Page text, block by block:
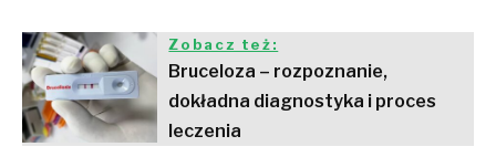
Zobacz też:
Bruceloza – rozpoznanie,
dokładna diagnostyka i proces
leczenia